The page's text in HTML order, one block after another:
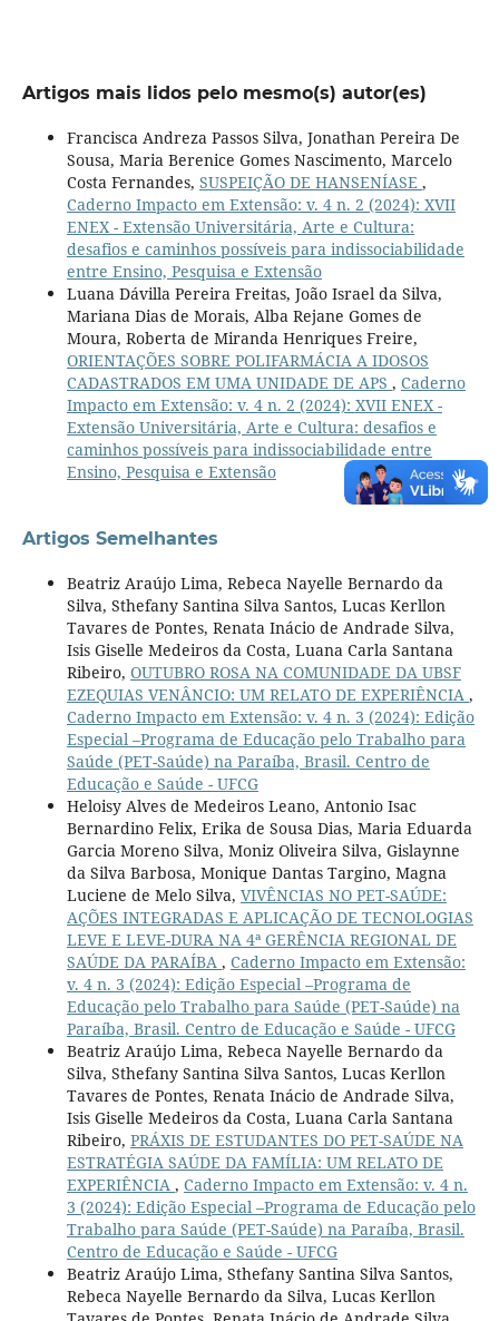
Artigos mais lidos pelo mesmo(s) autor(es)
Francisca Andreza Passos Silva, Jonathan Pereira De
Sousa, Maria Berenice Gomes Nascimento, Marcelo
Costa Fernandes, SUSPEIÇÃO DE HANSENÍASE ,
Caderno Impacto em Extensão: v. 4 n. 2 (2024): XVII
ENEX - Extensão Universitária, Arte e Cultura:
desafios e caminhos possíveis para indissociabilidade
entre Ensino, Pesquisa e Extensão
Luana Dávilla Pereira Freitas, João Israel da Silva,
Mariana Dias de Morais, Alba Rejane Gomes de
Moura, Roberta de Miranda Henriques Freire,
ORIENTAÇÕES SOBRE POLIFARMÁCIA A IDOSOS
CADASTRADOS EM UMA UNIDADE DE APS , Caderno
Impacto em Extensão: v. 4 n. 2 (2024): XVII ENEX -
Extensão Universitária, Arte e Cultura: desafios e
caminhos possíveis para indissociabilidade entre
Ensino, Pesquisa e Extensão
Artigos Semelhantes
Beatriz Araújo Lima, Rebeca Nayelle Bernardo da
Silva, Sthefany Santina Silva Santos, Lucas Kerllon
Tavares de Pontes, Renata Inácio de Andrade Silva,
Isis Giselle Medeiros da Costa, Luana Carla Santana
Ribeiro, OUTUBRO ROSA NA COMUNIDADE DA UBSF
EZEQUIAS VENÂNCIO: UM RELATO DE EXPERIÊNCIA ,
Caderno Impacto em Extensão: v. 4 n. 3 (2024): Edição
Especial –Programa de Educação pelo Trabalho para
Saúde (PET-Saúde) na Paraíba, Brasil. Centro de
Educação e Saúde - UFCG
Heloisy Alves de Medeiros Leano, Antonio Isac
Bernardino Felix, Erika de Sousa Dias, Maria Eduarda
Garcia Moreno Silva, Moniz Oliveira Silva, Gislaynne
da Silva Barbosa, Monique Dantas Targino, Magna
Luciene de Melo Silva, VIVÊNCIAS NO PET-SAÚDE:
AÇÕES INTEGRADAS E APLICAÇÃO DE TECNOLOGIAS
LEVE E LEVE-DURA NA 4ª GERÊNCIA REGIONAL DE
SAÚDE DA PARAÍBA , Caderno Impacto em Extensão:
v. 4 n. 3 (2024): Edição Especial –Programa de
Educação pelo Trabalho para Saúde (PET-Saúde) na
Paraíba, Brasil. Centro de Educação e Saúde - UFCG
Beatriz Araújo Lima, Rebeca Nayelle Bernardo da
Silva, Sthefany Santina Silva Santos, Lucas Kerllon
Tavares de Pontes, Renata Inácio de Andrade Silva,
Isis Giselle Medeiros da Costa, Luana Carla Santana
Ribeiro, PRÁXIS DE ESTUDANTES DO PET-SAÚDE NA
ESTRATÉGIA SAÚDE DA FAMÍLIA: UM RELATO DE
EXPERIÊNCIA , Caderno Impacto em Extensão: v. 4 n.
3 (2024): Edição Especial –Programa de Educação pelo
Trabalho para Saúde (PET-Saúde) na Paraíba, Brasil.
Centro de Educação e Saúde - UFCG
Beatriz Araújo Lima, Sthefany Santina Silva Santos,
Rebeca Nayelle Bernardo da Silva, Lucas Kerllon